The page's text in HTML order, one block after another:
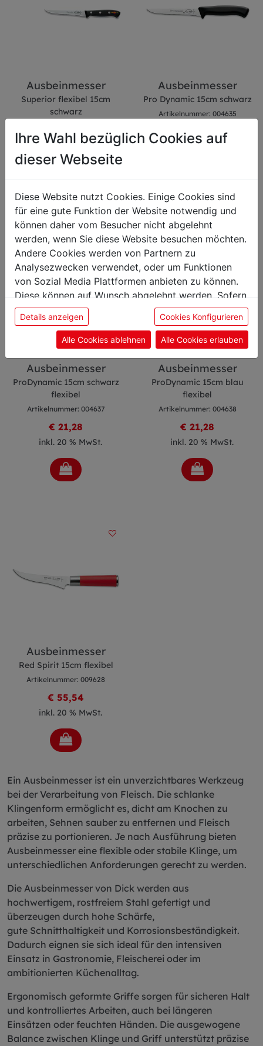
Ausbeinmesser
Superior flexibel 15cm
schwarz
€ 38,05
inkl. 20 % MwSt.
Ausbeinmesser
Pro Dynamic 15cm schwarz
Artikelnummer: 004635
€ 21,60
Ausbeinmesser
ProDynamic 15cm schwarz
flexibel
Artikelnummer: 004637
€ 21,28
inkl. 20 % MwSt.
Ausbeinmesser
ProDynamic 15cm blau
flexibel
Artikelnummer: 004638
€ 21,28
inkl. 20 % MwSt.
Ausbeinmesser
Red Spirit 15cm flexibel
Artikelnummer: 009628
€ 55,54
inkl. 20 % MwSt.
Ein Ausbeinmesser ist ein unverzichtbares Werkzeug
bei der Verarbeitung von Fleisch. Die schlanke
Klingenform ermöglicht es, dicht am Knochen zu
arbeiten, Sehnen sauber zu entfernen und Fleisch
präzise zu portionieren. Je nach Ausführung bieten
Ausbeinmesser eine flexible oder stabile Klinge, um
unterschiedlichen Anforderungen gerecht zu werden.
Die Ausbeinmesser von Dick werden aus
hochwertigem, rostfreiem Stahl gefertigt und
überzeugen durch hohe Schärfe,
gute Schnitthaltigkeit und Korrosionsbeständigkeit.
Dadurch eignen sie sich ideal für den intensiven
Einsatz in Gastronomie, Fleischerei oder im
ambitionierten Küchenalltag.
Ergonomisch geformte Griffe sorgen für sicheren Halt
und kontrolliertes Arbeiten, auch bei längeren
Einsätzen oder feuchten Händen. Die ausgewogene
Balance zwischen Klinge und Griff unterstützt präzise
Ihre Wahl bezüglich Cookies auf
dieser Webseite
Diese Website nutzt Cookies. Einige Cookies sind
für eine gute Funktion der Website notwendig und
können daher vom Besucher nicht abgelehnt
werden, wenn Sie diese Website besuchen möchten.
Andere Cookies werden von Partnern zu
Analysezwecken verwendet, oder um Funktionen
von Sozial Media Plattformen anbieten zu können.
Diese können auf Wunsch abgelehnt werden. Sofern
sie unsere Webseite weiter nutzen, geben Sie
Einwilligung zu unseren Cookies.
Details anzeigen Cookies Konfigurieren
Alle Cookies ablehnen Alle Cookies erlauben